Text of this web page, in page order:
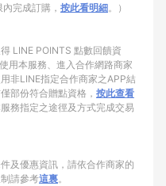
完成訂購， 按此看明細。）
LINE POINTS 點數回饋資
用本服務、進入合作網路商家
非LINE指定合作商家之APP結
部份符合贈點資格， 按此查看
務指定之途徑及方式完成交易
及優惠資訊，請依合作商家的
請參考這裏。